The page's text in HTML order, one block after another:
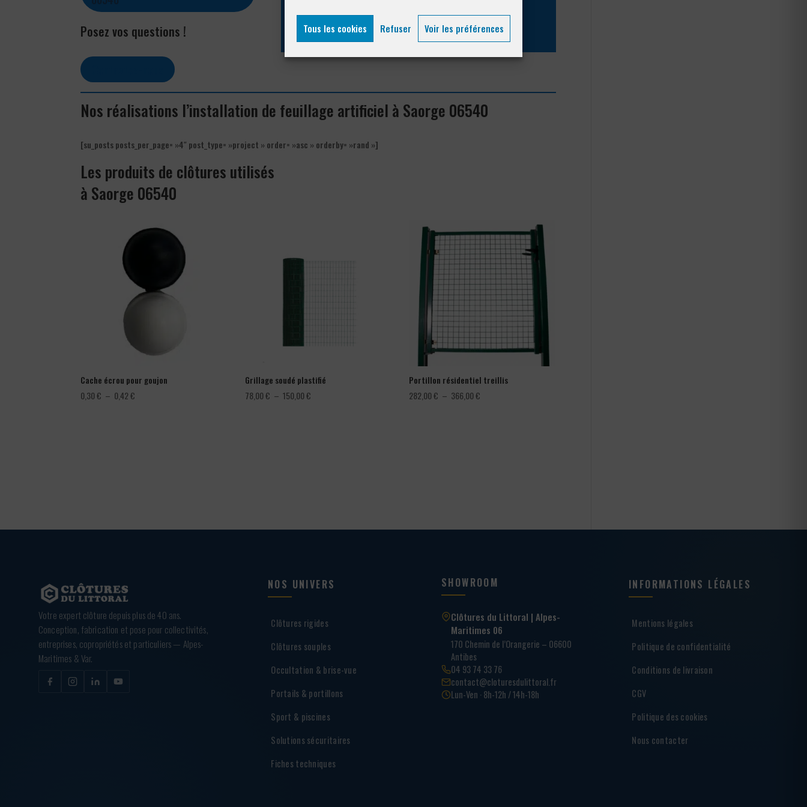
Tous les cookies Refuser Voir les préférences
Posez vos questions !
04 93 74 33 76
Nos réalisations l’installation de feuillage artificiel à Saorge 06540
[su_posts posts_per_page= »4″ post_type= »project » order= »asc » orderby= »rand »]
Les produits de clôtures utilisés
à Saorge 06540
Cache écrou pour goujon
0,30€ – 0,42€
Grillage soudé plastifié
78,00€ – 150,00€Plage
Portillon résidentiel treillis
282,00€ – 366,00€
Votre expert clôture depuis plus de 40 ans.
Conception, fabrication et pose pour collectivités,
entreprises, copropriétés et particuliers — Alpes-
Maritimes & Var.
NOS UNIVERS
Clôtures rigides
Clôtures souples
Occultation & brise-vue
Portails & portillons
Sport & piscines
Solutions sécuritaires
Fiches techniques
SHOWROOM
Clôtures du Littoral | Alpes-
Maritimes 06
170 Chemin de l’Orangerie – 06600
Antibes
04 93 74 33 76
contact@cloturesdulittoral.fr
Lun-Ven · 8h-12h / 14h-18h
INFORMATIONS LÉGALES
Mentions légales
Politique de confidentialité
Conditions de livraison
CGV
Politique des cookies
Nous contacter